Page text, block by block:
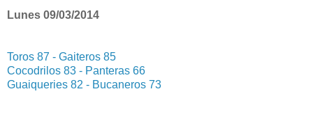
Lunes 09/03/2014
Toros 87 - Gaiteros 85
Cocodrilos 83 - Panteras 66
Guaiqueries 82 - Bucaneros 73